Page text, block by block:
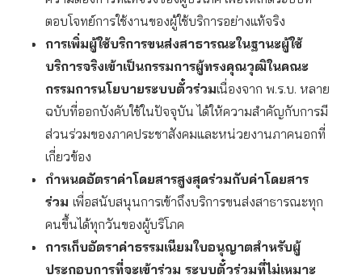
ตอบโจทย์การใช้งานของผู้ใช้บริการอย่างแท้จริง
การเพิ่มผู้ใช้บริการขนส่งสาธารณะในฐานะผู้ใช้
บริการจริงเข้าเป็นกรรมการผู้ทรงคุณวุฒิในคณะ
กรรมการนโยบายระบบตั๋วร่วมเนื่องจาก พ.ร.บ. หลาย
ฉบับที่ออกบังคับใช้ในปัจจุบัน ได้ให้ความสำคัญกับการมี
ส่วนร่วมของภาคประชาสังคมและหน่วยงานภาคนอกที่
เกี่ยวข้อง
กำหนดอัตราค่าโดยสารสูงสุดร่วมกับค่าโดยสาร
ร่วม เพื่อสนับสนุนการเข้าถึงบริการขนส่งสาธารณะทุก
คนขึ้นได้ทุกวันของผู้บริโภค
การเก็บอัตราค่าธรรมเนียมใบอนุญาตสำหรับผู้
ประกอบการที่จะเข้าร่วม ระบบตั๋วร่วมที่ไม่เหมาะ